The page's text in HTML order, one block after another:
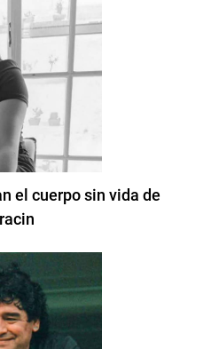
el cuerpo sin vida de